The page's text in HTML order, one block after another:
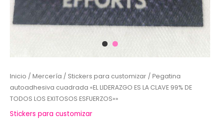
Inicio / Mercería / Stickers para customizar / Pegatina
autoadhesiva cuadrada «EL LIDERAZGO ES LA CLAVE 99% DE
TODOS LOS EXITOSOS ESFUERZOS»»
Stickers para customizar